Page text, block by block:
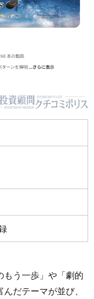
う一歩」や「劇的
だテーマが並び、